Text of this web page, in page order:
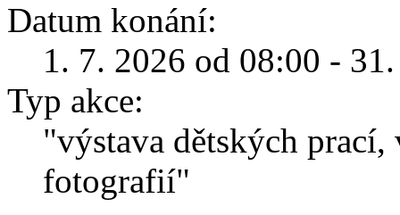
Datum konání:
1. 7. 2026 od 08:00 -
Typ akce:
"výstava dětských
fotografií"